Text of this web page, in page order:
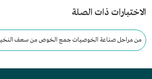
الاختبارات ذات الصلة
من مراحل صناعة الخوصيات جمع الخوص من سعف